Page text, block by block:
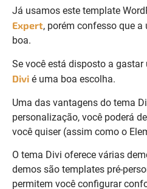
Já usamos este template
Expert, porém confesso que
boa.
Se você está disposto a
Divi é uma boa escolha.
Uma das vantagens do tema
personalização, você poderá
você quiser (assim como o
O tema Divi oferece várias
demos são templates pré-
permitem você configurar